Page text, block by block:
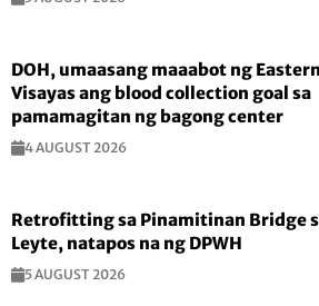
DOH, umaasang maaabot ng Eastern
Visayas ang blood collection goal sa
pamamagitan ng bagong center
4 AUGUST 2026
Retrofitting sa Pinamitinan Bridge
Leyte, natapos na ng DPWH
5 AUGUST 2026